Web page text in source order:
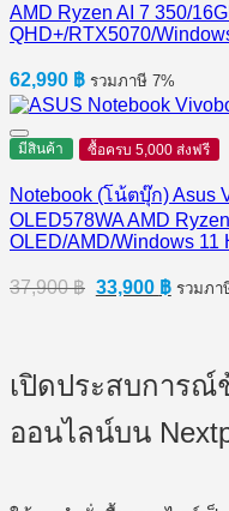
AMD Ryzen AI 7 350/
QHD+/RTX5070/
62,990 ฿ รวมภาษี 7%
มีสินค้า ซื้อครบ 5,000 ส่งฟรี
Notebook (โน้ตบุ๊ก) Asus
OLED578WA AMD
OLED/AMD/Windows 11
37,900฿ Original
price
33,900 ฿
price
รวมภา
เปิดประสบการ
ออนไลน์บน